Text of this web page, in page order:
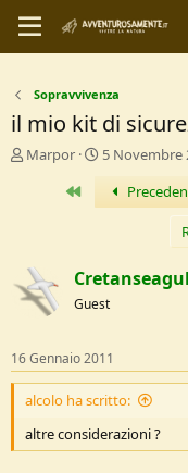
Sopravvivenza
il mio kit di
C
r
e
D
c
u
s
s
i
Marpor
D
a
I
n
i
i
o
5 Novembre
Primo
Guest
16 Gennaio 2011
alcolo ha scritto:
altre considerazioni ?